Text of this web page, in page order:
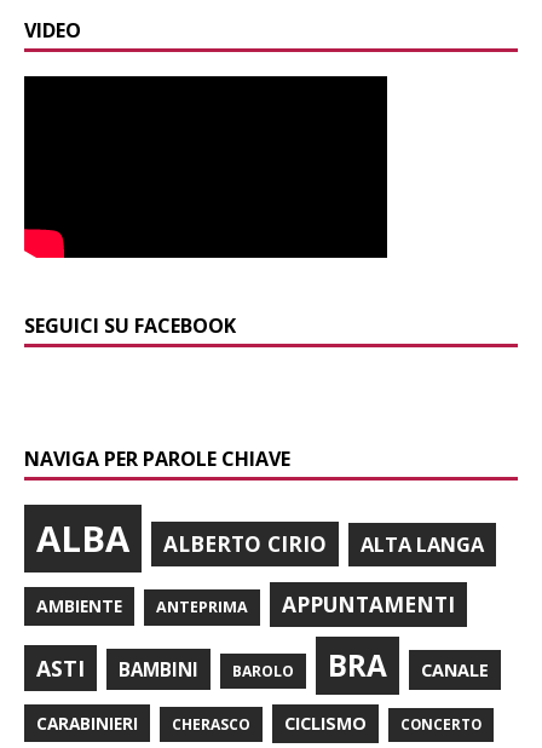
VIDEO
SEGUICI SU FACEBOOK
NAVIGA PER PAROLE CHIAVE
ALBA ALBERTO CIRIO ALTA LANGA
AMBIENTE ANTEPRIMA APPUNTAMENTI
ASTI BAMBINI BAROLO BRA CANALE
CARABINIERI CHERASCO CICLISMO CONCERTO